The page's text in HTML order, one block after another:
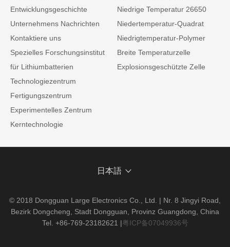
Entwicklungsgeschichte
Unternehmens Nachrichten
Kontaktiere uns
Spezielles Forschungsinstitut
für Lithiumbatterien
Technologiezentrum
Fertigungszentrum
Experimentelles Zentrum
Kerntechnologie
Niedrige Temperatur 26650
Niedertemperatur-Quadrat
Niedrigtemperatur-Polymer
Breite Temperaturzelle
Explosionsgeschützte Zelle
日本語
© 2018 Dongguan Large Electronics Co., Ltd. | Nr. 8 Jingyi Road,
Bezirk Dongcheng, Stadt Dongguan, Provinz Guangdong, China
Tel. +86-769-23182621 |粤ICP备07049936号